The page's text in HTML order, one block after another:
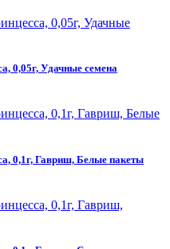
0,05г, Удачные семена
0,1г, Гавриш, Белые пакеты